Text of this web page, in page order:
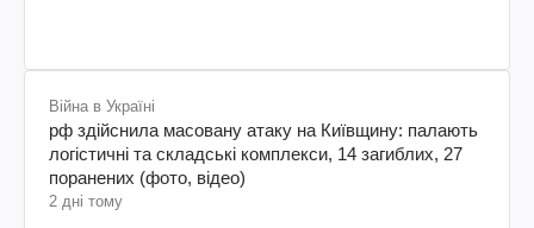
Війна в Україні
рф здійснила масовану атаку на Київщину: палають
логістичні та складські комплекси, 14 загиблих, 27
поранених (фото, відео)
2 дні тому